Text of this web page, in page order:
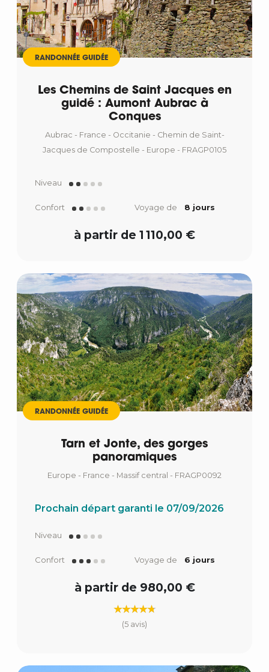
RANDONNÉE GUIDÉE
Les Chemins de Saint Jacques en
guidé : Aumont Aubrac à
Conques
Aubrac - France - Occitanie - Chemin de Saint-
Jacques de Compostelle - Europe - FRAGP0105
Niveau
Confort Voyage de 8 jours
à partir de 1 110,00 €
RANDONNÉE GUIDÉE
Tarn et Jonte, des gorges
panoramiques
Europe - France - Massif central - FRAGP0092
Prochain départ garanti le 07/09/2026
Niveau
Confort Voyage de 6 jours
à partir de 980,00 €
(5 avis)